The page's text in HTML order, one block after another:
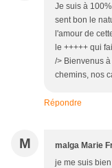
Je suis à
sent bon le
l'amour de
le +++++ qui
/> Bienvenus
chemins, nos
Répondre
M malga Marie
je me suis